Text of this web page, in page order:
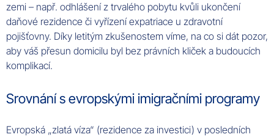
zemi – např. odhlášení z trvalého pobytu kvůli ukončení
daňové rezidence či vyřízení expatriace u zdravotní
pojišťovny. Díky letitým zkušenostem víme, na co si dát pozor,
aby váš přesun domicilu byl bez právních kliček a budoucích
komplikací.
Srovnání s evropskými imigračními programy
Evropská „zlatá víza“ (rezidence za investici) v posledních